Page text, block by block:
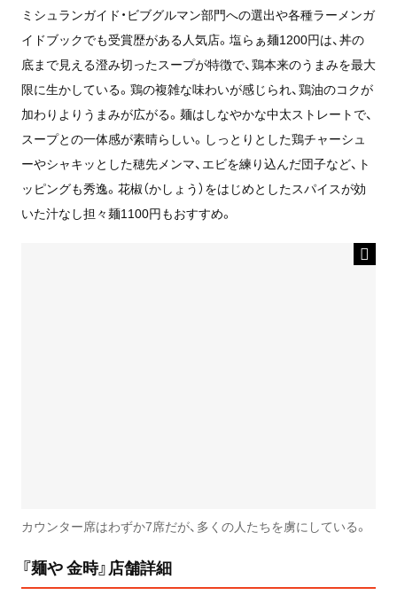
ミシュランガイド・ビブグルマン部門への選出や各種ラーメンガ
イドブックでも受賞歴がある人気店。塩らぁ麺1200円は、丼の
底まで見える澄み切ったスープが特徴で、鶏本来のうまみを最大
限に生かしている。鶏の複雑な味わいが感じられ、鶏油のコクが
加わりよりうまみが広がる。麺はしなやかな中太ストレートで、
スープとの一体感が素晴らしい。しっとりとした鶏チャーシュ
ーやシャキッとした穂先メンマ、エビを練り込んだ団子など、ト
ッピングも秀逸。花椒（かしょう）をはじめとしたスパイスが効
いた汁なし担々麺1100円もおすすめ。
カウンター席はわずか7席だが、多くの人たちを虜にしている。
『麺や 金時』店舗詳細